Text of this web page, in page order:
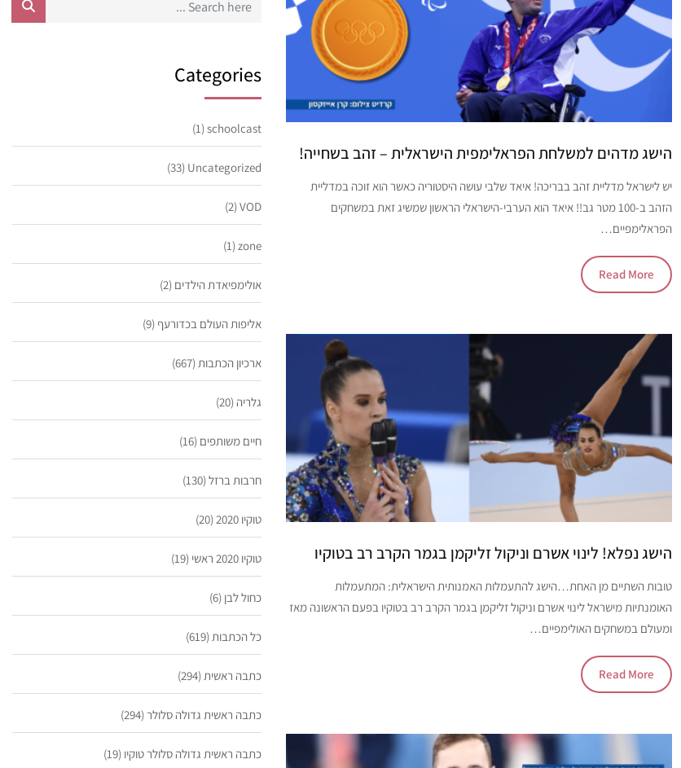
הישג מדהים למשלחת הפראלימפית הישראלית – זהב בשחייה!
יש לישראל מדליית זהב בבריכה! איאד שלבי עושה היסטוריה כאשר הוא זוכה במדליית
הזהב ב-100 מטר גב!! איאד הוא הערבי-הישראלי הראשון שמשיג זאת במשחקים
הפראלימפיים…
Read More
הישג נפלא! לינוי אשרם וניקול זליקמן בגמר הקרב רב בטוקיו
טובות השתיים מן האחת…הישג להתעמלות האמנותית הישראלית: המתעמלות
האומנתיות מישראל לינוי אשרם וניקול זליקמן בגמר הקרב רב בטוקיו בפעם הראשונה מאז
ומעולם במשחקים האולימפיים…
Read More
Categories
schoolcast
(1)
Uncategorized
(33)
VOD
(2)
zone
(1)
אולימפיאדת הילדים (2)
אליפות העולם בכדורעף (9)
ארכיון הכתבות(667)
גלריה (20)
חיים משותפים (16)
חרבות ברזל(130)
טוקיו 2020 (20)
טוקיו 2020 ראשי (19)
כחול לבן (6)
כל הכתבות(619)
כתבה ראשית(294)
כתבה ראשית גדולה סלולר(294)
כתבה ראשית גדולה סלולר טוקיו (19)